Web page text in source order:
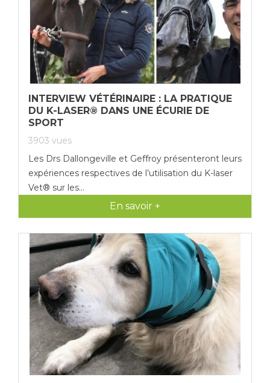
INTERVIEW VÉTÉRINAIRE : LA PRATIQUE
DU K-LASER® DANS UNE ÉCURIE DE
SPORT
3903 vues
Les Drs Dallongeville et Geffroy présenteront leurs
expériences respectives de l’utilisation du K-laser
Vet® sur les...
En savoir +